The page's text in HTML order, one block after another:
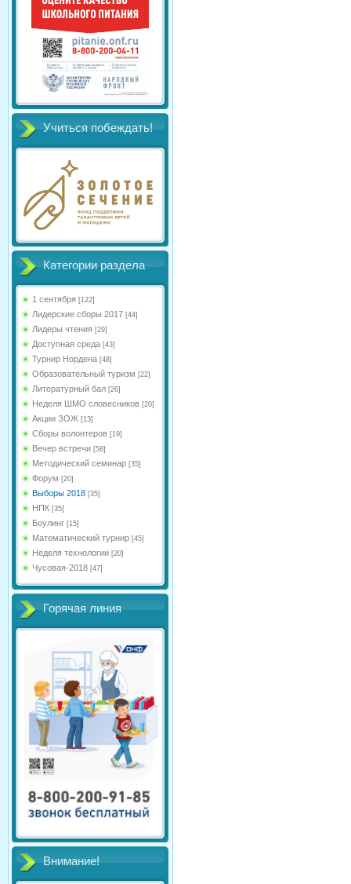
Учиться побеждать!
Категории раздела
1 сентября [122]
Лидерские сборы 2017 [44]
Лидеры чтения [29]
Доступная среда [43]
Турнир Нордена [48]
Образовательный туризм [22]
Литературный бал [26]
Неделя ШМО словесников [20]
Акции ЗОЖ [13]
Сборы волонтеров [19]
Вечер встречи [58]
Методический семинар [35]
Форум [20]
Выборы 2018 [35]
НПК [35]
Боулинг [15]
Математический турнир [45]
Неделя технологии [20]
Чусовая-2018 [47]
Горячая линия
Внимание!